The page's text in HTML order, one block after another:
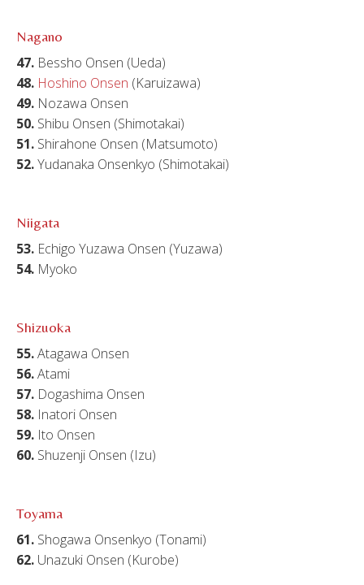
Nagano
47. Bessho Onsen (Ueda)
48. Hoshino Onsen (Karuizawa)
49. Nozawa Onsen
50. Shibu Onsen (Shimotakai)
51. Shirahone Onsen (Matsumoto)
52.Yudanaka Onsenkyo (Shimotakai)
Niigata
53. Echigo Yuzawa Onsen (Yuzawa)
54. Myoko
Shizuoka
55.Atagawa Onsen
56.Atami
57. Dogashima Onsen
58. Inatori Onsen
59. Ito Onsen
60. Shuzenji Onsen (Izu)
Toyama
61. Shogawa Onsenkyo (Tonami)
62. Unazuki Onsen (Kurobe)